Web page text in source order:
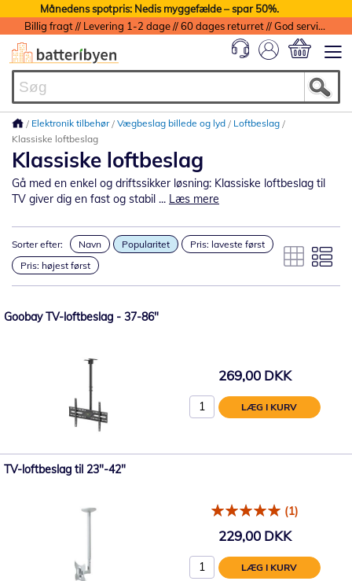
Månedens spotpris: Nedis myggefælde – spar 50%.
Billig fragt // Levering 1-2 dage // 60 dages returret // God service med garanti
Elektronik tilbehør Vægbeslag billede og lyd
Loftbeslag
Klassiske loftbeslag
Klassiske loftbeslag
Gå med en enkel og driftssikker løsning: Klassiske loftbeslag til
TV giver dig en fast og stabil ... Læs mere
Sorter efter: Navn Popularitet
Pris: laveste først
Pris: højest først
Goobay TV-loftbeslag - 37-86"
269,00 DKK
LÆG I KURV
TV-loftbeslag til 23"-42"
(1)
229,00 DKK
LÆG I KURV